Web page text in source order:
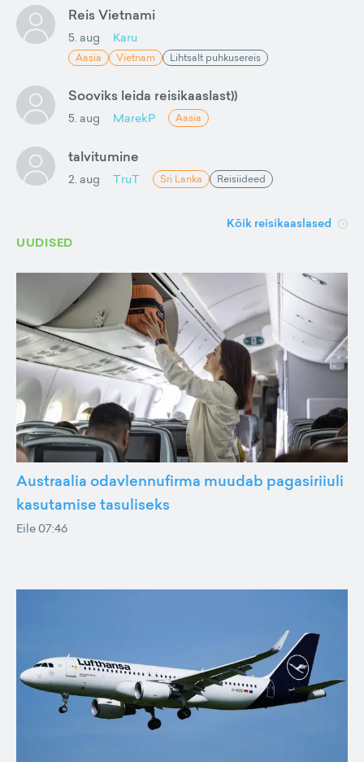
Reis Vietnami
5. aug Karu
Aasia Vietnam Lihtsalt puhkusereis
Sooviks leida reisikaaslast))
5. aug MarekP Aasia
talvitumine
2. aug TruT Sri Lanka Reisiideed
Kõik reisikaaslased
UUDISED
Austraalia odavlennufirma muudab pagasiriiuli
kasutamise tasuliseks
Eile 07:46